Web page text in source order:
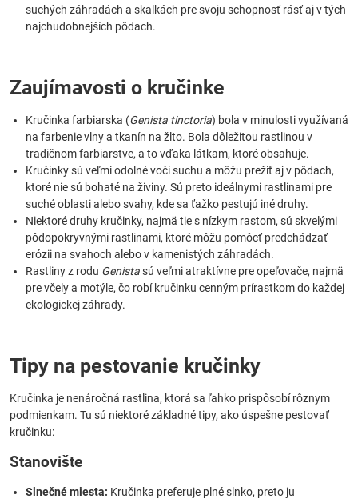
suchých záhradách a skalkách pre svoju schopnosť rásť aj v tých
najchudobnejších pôdach.
Zaujímavosti o kručinke
Kručinka farbiarska (Genista tinctoria) bola v minulosti využívaná
na farbenie vlny a tkanín na žlto. Bola dôležitou rastlinou v
tradičnom farbiarstve, a to vďaka látkam, ktoré obsahuje.
Kručinky sú veľmi odolné voči suchu a môžu prežiť aj v pôdach,
ktoré nie sú bohaté na živiny. Sú preto ideálnymi rastlinami pre
suché oblasti alebo svahy, kde sa ťažko pestujú iné druhy.
Niektoré druhy kručinky, najmä tie s nízkym rastom, sú skvelými
pôdopokryvnými rastlinami, ktoré môžu pomôcť predchádzať
erózii na svahoch alebo v kamenistých záhradách.
Rastliny z rodu Genistasú veľmi atraktívne pre opeľovače, najmä
pre včely a motýle, čo robí kručinku cenným prírastkom do každej
ekologickej záhrady.
Tipy na pestovanie kručinky
Kručinka je nenáročná rastlina, ktorá sa ľahko prispôsobí rôznym
podmienkam. Tu sú niektoré základné tipy, ako úspešne pestovať
kručinku:
Stanovište
Slnečné miesta: Kručinka preferuje plné slnko, preto ju